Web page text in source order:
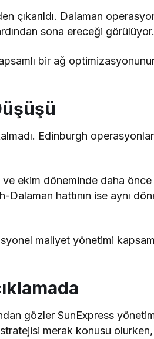
Dalaman
sona ereceği görülüyor.
bir ağ
Edinburgh
ekim döneminde daha önce
hattının ise aynı
maliyet yönetimi
gözler SunExpress
merak konusu